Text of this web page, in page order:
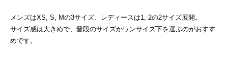
メンズはXS, S, Mの3サイズ、レディースは1, 2の2サイズ展開。
サイズ感は大きめで、普段のサイズかワンサイズ下を選ぶのがおすす
めです。